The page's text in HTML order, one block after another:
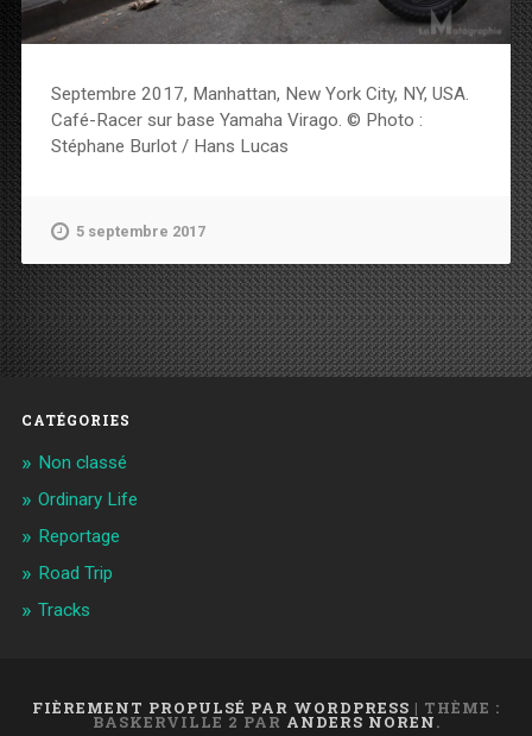
Septembre 2017, Manhattan, New York City, NY, USA.
Café-Racer sur base Yamaha Virago. © Photo :
Stéphane Burlot / Hans Lucas
5 septembre 2017
CATÉGORIES
Non classé
Ordinary Life
Reportage
Road Trip
Tracks
FIÈREMENT PROPULSÉ PAR WORDPRESS | THÈME :
BASKERVILLE 2 PAR ANDERS NOREN.